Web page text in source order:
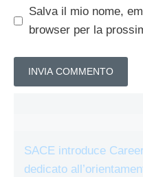
Salva il mio nome,
browser per la
SACE introduce
dedicato